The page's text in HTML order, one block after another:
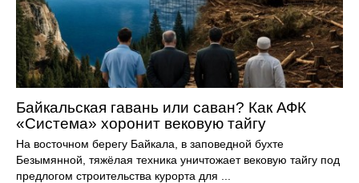
Байкальская гавань или саван? Как АФК
«Система» хоронит вековую тайгу
На восточном берегу Байкала, в заповедной бухте
Безымянной, тяжёлая техника уничтожает вековую тайгу под
предлогом строительства курорта для ...